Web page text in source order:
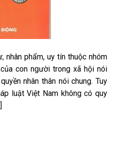
nhân phẩm, uy tín thuộc nhóm
con người trong xã hội nói
nhân thân nói chung. Tuy
luật Việt Nam không có quy